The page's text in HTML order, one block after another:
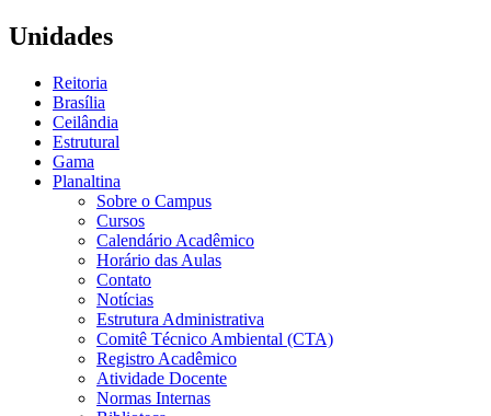
Unidades
Reitoria
Brasília
Ceilândia
Estrutural
Gama
Planaltina
Sobre o Campus
Cursos
Calendário Acadêmico
Horário das Aulas
Contato
Notícias
Estrutura Administrativa
Comitê Técnico Ambiental (CTA)
Registro Acadêmico
Atividade Docente
Normas Internas